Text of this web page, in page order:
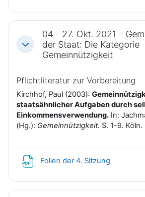
Einklappen
04 - 27. Okt. 2021 –
der Staat: Die Kategorie
Gemeinnützigkeit
Pflichtliteratur zur Vorbereitung
Kirchhof, Paul (2003):
staatsähnlicher Aufgaben durch
Einkommensverwendung. In:
(Hg.): Gemeinnützigkeit. S. 1-9.
Folien der 4. Sitzung